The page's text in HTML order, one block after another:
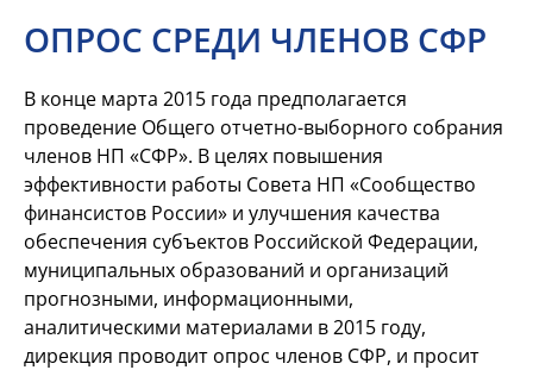
ОПРОС СРЕДИ ЧЛЕНОВ СФР
В конце марта 2015 года предполагается
проведение Общего отчетно-выборного собрания
членов НП «СФР». В целях повышения
эффективности работы Совета НП «Сообщество
финансистов России» и улучшения качества
обеспечения субъектов Российской Федерации,
муниципальных образований и организаций
прогнозными, информационными,
аналитическими материалами в 2015 году,
дирекция проводит опрос членов СФР, и просит